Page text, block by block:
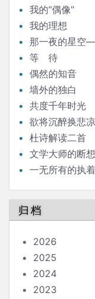
我的“偶像”
我的理想
那一夜的星空
等 待
偶然的知音
墙外的独白
共度千年时光
欲将沉醉换悲凉
杜诗解读二首
文学大师的断想
一无所有的执着
归档
2026
2025
2024
2023